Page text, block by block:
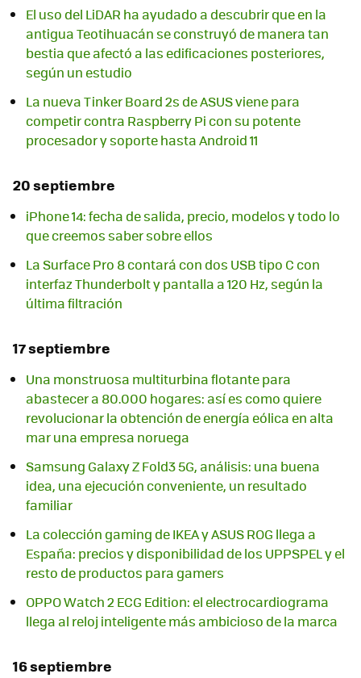
El uso del LiDAR ha ayudado a descubrir que en la
antigua Teotihuacán se construyó de manera tan
bestia que afectó a las edificaciones posteriores,
según un estudio
La nueva Tinker Board 2s de ASUS viene para
competir contra Raspberry Pi con su potente
procesador y soporte hasta Android 11
20 septiembre
iPhone 14: fecha de salida, precio, modelos y todo lo
que creemos saber sobre ellos
La Surface Pro 8 contará con dos USB tipo C con
interfaz Thunderbolt y pantalla a 120 Hz, según la
última filtración
17 septiembre
Una monstruosa multiturbina flotante para
abastecer a 80.000 hogares: así es como quiere
revolucionar la obtención de energía eólica en alta
mar una empresa noruega
Samsung Galaxy Z Fold3 5G, análisis: una buena
idea, una ejecución conveniente, un resultado
familiar
La colección gaming de IKEA y ASUS ROG llega a
España: precios y disponibilidad de los UPPSPEL y el
resto de productos para gamers
OPPO Watch 2 ECG Edition: el electrocardiograma
llega al reloj inteligente más ambicioso de la marca
16 septiembre